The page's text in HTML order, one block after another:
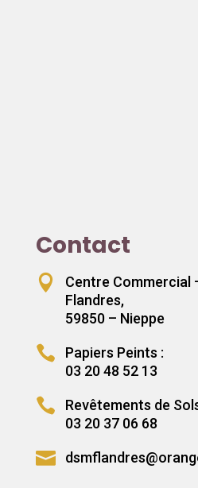
Contact

Centre Commercial
Flandres,
59850 – Nieppe

Papiers Peints :
03 20 48 52 13

Revêtements de
03 20 37 06 68
